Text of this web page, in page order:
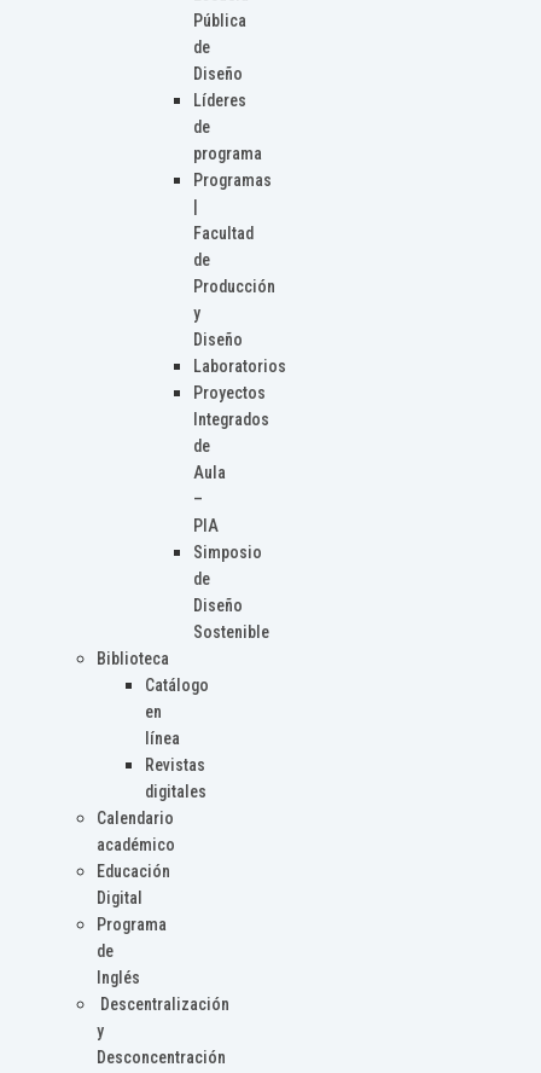
Pública
de
Diseño
Líderes
de
programa
Programas
Facultad
de
Producción
y
Diseño
Laboratorios
Proyectos
Integrados
de
Aula
–
PIA
Simposio
de
Diseño
Sostenible
Biblioteca
Catálogo
en
línea
Revistas
digitales
Calendario
académico
Educación
Digital
Programa
de
Inglés
Descentralización
y
Desconcentración